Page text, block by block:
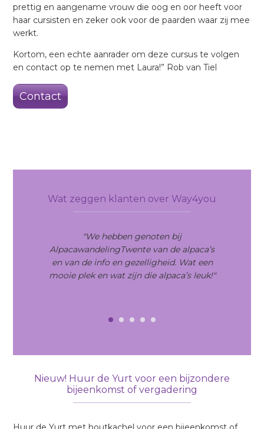
prettig en aangename vrouw die oog en oor heeft voor
haar cursisten en zeker ook voor de paarden waar zij mee
werkt.
Kortom, een echte aanrader om deze cursus te volgen
en contact op te nemen met Laura!” Rob van Tiel
Contact
SidebarWat zeggen klanten over Way4you
"We hebben genoten bij
AlpacawandelingTwente van de alpaca’s
en van de info en gezelligheid. Wat een
mooie plek en wat zijn die alpaca’s leuk!"
Nieuw! Huur de Yurt voor een bijzondere
bijeenkomst of vergadering